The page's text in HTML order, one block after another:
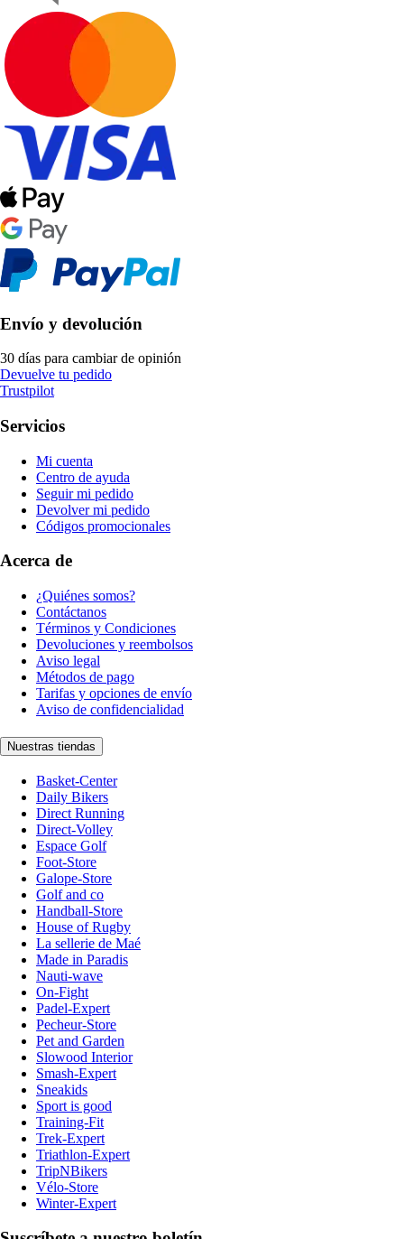
Envío y devolución
30 días para cambiar de opinión
Devuelve tu pedido
Trustpilot
Servicios
Mi cuenta
Centro de ayuda
Seguir mi pedido
Devolver mi pedido
Códigos promocionales
Acerca de
¿Quiénes somos?
Contáctanos
Términos y Condiciones
Devoluciones y reembolsos
Aviso legal
Métodos de pago
Tarifas y opciones de envío
Aviso de confidencialidad
Nuestras tiendas
Basket-Center
Daily Bikers
Direct Running
Direct-Volley
Espace Golf
Foot-Store
Galope-Store
Golf and co
Handball-Store
House of Rugby
La sellerie de Maé
Made in Paradis
Nauti-wave
On-Fight
Padel-Expert
Pecheur-Store
Pet and Garden
Slowood Interior
Smash-Expert
Sneakids
Sport is good
Training-Fit
Trek-Expert
Triathlon-Expert
TripNBikers
Vélo-Store
Winter-Expert